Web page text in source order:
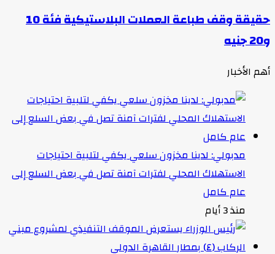
حقيقة وقف طباعة العملات البلاستيكية فئة 10
و20 جنيه
أهم الأخبار
مدبولي: لدينا مخزون سلعي يكفي لتلبية احتياجات
الاستهلاك المحلي لفترات آمنة تصل في بعض السلع إلى
عام كامل
منذ 3 أيام